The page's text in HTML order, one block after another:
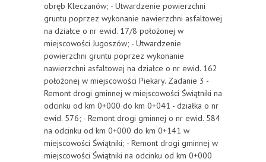
obręb Kleczanów; - Utwardzenie powierzchni
gruntu poprzez wykonanie nawierzchni asfaltowej
na działce o nr ewid. 17/8 położonej w
miejscowości Jugoszów; - Utwardzenie
powierzchni gruntu poprzez wykonanie
nawierzchni asfaltowej na działce o nr ewid. 162
położonej w miejscowości Piekary. Zadanie 3 -
Remont drogi gminnej w miejscowości Świątniki na
odcinku od km 0+000 do km 0+041 - działka o nr
ewid. 576; - Remont drogi gminnej o nr ewid. 584
na odcinku od km 0+000 do km 0+141 w
miejscowości Świątniki; - Remont drogi gminnej w
miejscowości Świątniki na odcinku od km 0+000